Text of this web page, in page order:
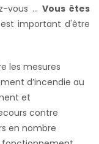
vous ... Vous êtes
important d'être